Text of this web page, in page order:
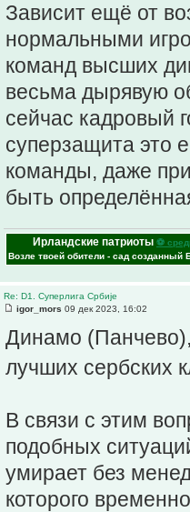
Зависит ещё от
нормальными
команд высших
весьма дырявую
сейчас кадровый
суперзащита это
команды, даже
быть
Ирландские патриоты ⚽
Возле твоей обители - сад созданный
Re: D1. Суперлига Србије
igor_mors 09 дек 2023, 16:02
Динамо
лучших сербских
В связи с этим
подобных
умирает без
которого